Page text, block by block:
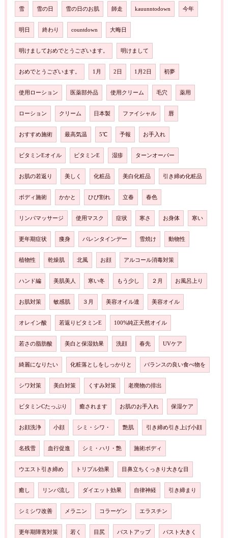
雪 雪の日 雪の日のお肌 師走 kauunntodown 今年
明日 終わり countdown 大晦日
明けましておめでとうございます。 明けまして
おめでとうございます。 1月 2日 1月2日 初夢
使用ローション 医薬部外品 使用クリーム 毛穴 薬用
ローション クリーム 日本製 ファイシャル 唇
おすすめ施術 最高気温 5℃ 予報 お手入れ
ビタミンEオイル ビタミンE 湿疹 ターンオーバー
お肌の若返り 美しく 化粧品 美白化粧品 引き締め化粧品
ボディ施術 かかと ひび割れ 立春 春色
リンパマッサージ 使用マスク 症状 寒さ お身体 寒い
更年期症状 痩身 バレンタインデー 雪焼け 動物性
植物性 乾燥肌 北風 お顔 アルコール消毒対策
ハンド編 美肌美人 寒い冬 もう少し ２月 お風呂上り
お肌対策 敏感肌 ３月 美容オイル達 美容オイル
オレイン酸 若返りビタミンE 100%純正天然オイル
若さの脂肪酸 美白と保湿効果 洗顔 春先 UVケア
綺麗になりたい 化粧落としをしっかりと バランスの良い食べ物を
シワ対策 美白対策 くすみ対策 老廃物の排出
ビタミンCたっぷり 癒されます お肌のお手入れ 保湿ケア
お顔洗浄 小顔 シミ・シワ・ 艶肌 引き締め引き上げ小顔
名残雪 血行促進 シミ・ハリ・艶 施術ボディ
ウエスト引き締め トリプル効果 目鼻立ちくっきり大きな目
癒し リンパ流し ダイエット効果 自律神経 引き締まり
シミシワ改善 メラニン コラーゲン エラスチン
更年期障害対策 若く 目尻 バストアップ バスト大きく